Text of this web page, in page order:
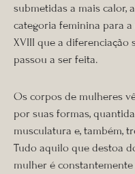
submetidas a mais calor,
categoria feminina para
XVIII que a diferenciação
passou a ser feita.
Os corpos de mulheres
por suas formas,
musculatura e, também,
Tudo aquilo que destoa
mulher é